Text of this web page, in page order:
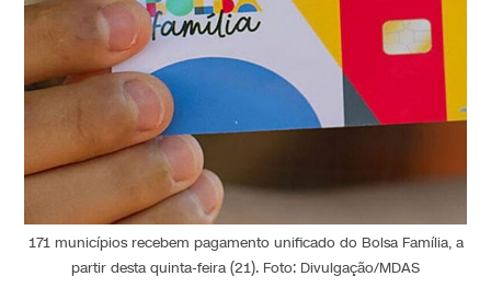
171 municípios recebem pagamento unificado do Bolsa Família, a
partir desta quinta-feira (21). Foto: Divulgação/MDAS